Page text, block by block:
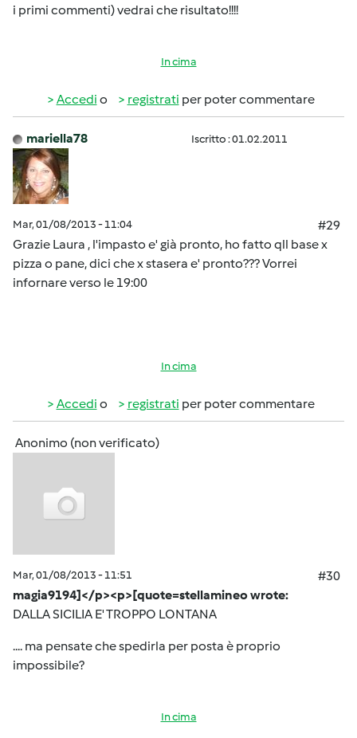
i primi commenti) vedrai che risultato!!!!
In cima
Accedi o registrati per poter commentare
mariella78 Iscritto : 01.02.2011
Mar, 01/08/2013 - 11:04
#29
Grazie Laura , l'impasto e' già pronto, ho fatto qll base x
pizza o pane, dici che x stasera e' pronto??? Vorrei
infornare verso le 19:00
In cima
Accedi o registrati per poter commentare
Anonimo (non verificato)
Mar, 01/08/2013 - 11:51
#30
magia9194]</p><p>[quote=stellamineo wrote:
DALLA SICILIA E' TROPPO LONTANA
.... ma pensate che spedirla per posta è proprio
impossibile?
In cima